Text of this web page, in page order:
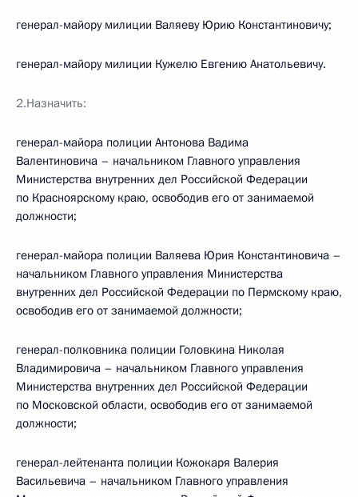
генерал-майору милиции Валяеву Юрию Константиновичу;
генерал-майору милиции Кужелю Евгению Анатольевичу.
2.Назначить:
генерал-майора полиции Антонова Вадима
Валентиновича – начальником Главного управления
Министерства внутренних дел Российской Федерации
по Красноярскому краю, освободив его от занимаемой
должности;
генерал-майора полиции Валяева Юрия Константиновича –
начальником Главного управления Министерства
внутренних дел Российской Федерации по Пермскому краю,
освободив его от занимаемой должности;
генерал-полковника полиции Головкина Николая
Владимировича – начальником Главного управления
Министерства внутренних дел Российской Федерации
по Московской области, освободив его от занимаемой
должности;
генерал-лейтенанта полиции Кожокаря Валерия
Васильевича – начальником Главного управления